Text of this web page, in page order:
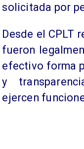
solicitada por
Desde el CPLT
fueron
efectivo forma
y
ejercen